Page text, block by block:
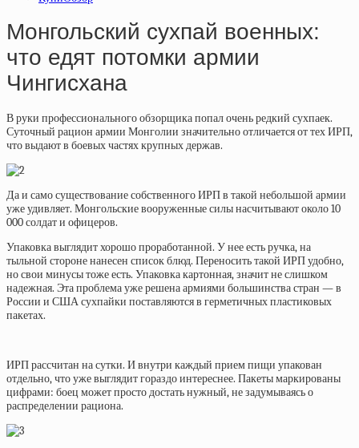
Монгольский сухпай военных:
что едят потомки армии
Чингисхана
В руки профессионального обзорщика попал очень редкий сухпаек.
Суточный рацион армии Монголии значительно отличается от тех ИРП,
что выдают в боевых частях крупных держав.
Да и само существование собственного ИРП в такой небольшой армии
уже удивляет. Монгольские вооруженные силы насчитывают около 10
000 солдат и офицеров.
Упаковка выглядит хорошо проработанной. У нее есть ручка, на
тыльной стороне нанесен список блюд. Переносить такой ИРП удобно,
но свои минусы тоже есть. Упаковка картонная, значит не слишком
надежная. Эта проблема уже решена армиями большинства стран — в
России и США сухпайки поставляются в герметичных пластиковых
пакетах.
ИРП рассчитан на сутки. И внутри каждый прием пищи упакован
отдельно, что уже выглядит гораздо интереснее. Пакеты маркированы
цифрами: боец может просто достать нужный, не задумываясь о
распределении рациона.